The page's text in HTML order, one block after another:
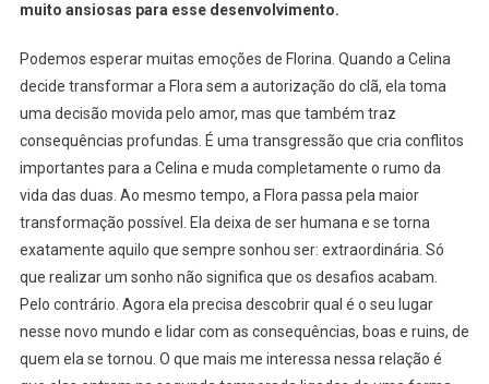
muito ansiosas para esse desenvolvimento.
Podemos esperar muitas emoções de Florina. Quando a Celina
decide transformar a Flora sem a autorização do clã, ela toma
uma decisão movida pelo amor, mas que também traz
consequências profundas. É uma transgressão que cria conflitos
importantes para a Celina e muda completamente o rumo da
vida das duas. Ao mesmo tempo, a Flora passa pela maior
transformação possível. Ela deixa de ser humana e se torna
exatamente aquilo que sempre sonhou ser: extraordinária. Só
que realizar um sonho não significa que os desafios acabam.
Pelo contrário. Agora ela precisa descobrir qual é o seu lugar
nesse novo mundo e lidar com as consequências, boas e ruins, de
quem ela se tornou. O que mais me interessa nessa relação é